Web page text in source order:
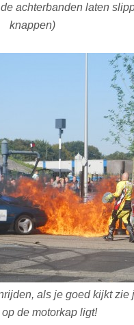
achterbanden laten
knappen)
als je goed kijkt zie
de motorkap ligt!